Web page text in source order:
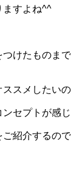
ますよね^^
けたものま
スメしたい
ンセプトが感
紹介するの